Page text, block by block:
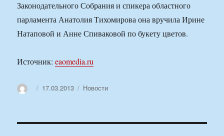
Законодательного Собрания и спикера областного
парламента Анатолия Тихомирова она вручила Ирине
Натаповой и Анне Спиваковой по букету цветов.
Источник:eaomedia.ru
АвторОпубликовано
17.03.2013 Рубрики
Новости